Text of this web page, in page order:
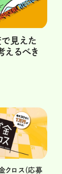
見えた
えるべき
ロス（応募